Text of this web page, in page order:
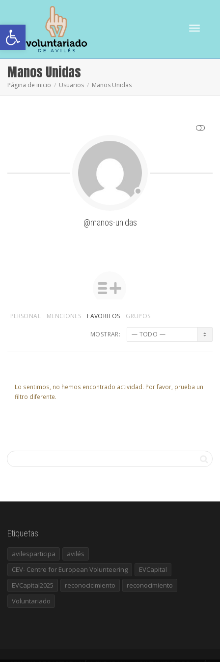
Abrir barra de herramientas
Manos Unidas
Página de inicio Usuarios Manos Unidas
@manos-unidas
PERSONAL MENCIONES FAVORITOS GRUPOS
MOSTRAR:
Lo sentimos, no hemos encontrado actividad. Por favor, prueba un
filtro diferente.
Etiquetas
avilesparticipa
avilés
CEV- Centre for European Volunteering
EVCapital
EVCapital2025
reconocicimiento
reconocimiento
Voluntariado